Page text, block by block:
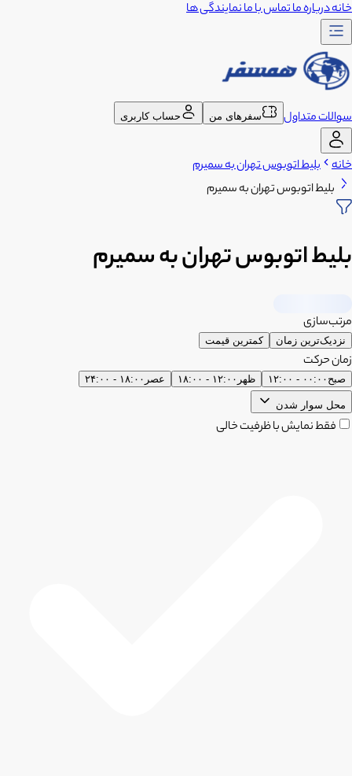
خانهدرباره ماتماس با مانمایندگی ها
سوالات متداول سفرهای من حساب کاربری
خانه بلیط اتوبوس تهران به سمیرم
بلیط اتوبوس تهران به سمیرم
بلیط اتوبوس تهران به سمیرم
مرتب‌سازی
نزدیک‌ترین زمان کمترین قیمت
زمان حرکت
صبح ۰۰:۰۰ - ۱۲:۰۰ ظهر ۱۲:۰۰ - ۱۸:۰۰ عصر ۱۸:۰۰ - ۲۴:۰۰
محل سوار شدن
فقط نمایش با ظرفیت خالی